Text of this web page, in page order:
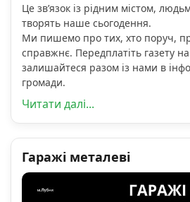
Це зв’язок із рідним містом,
творять наше сьогодення.
Ми пишемо про тих, хто поруч,
справжнє. Передплатіть газету
залишайтеся разом із нами в
громади.
Читати далі...
Гаражі металеві